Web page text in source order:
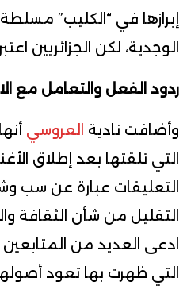
إبرازها في “الكليب”
الوجدية، لكن الجزائريين
ردود الفعل والتعامل مع
وأضافت نادية العروسي
التي تلقتها بعد إطلاق
التعليقات عبارة عن سب
التقليل من شأن الثقافة
ادعى العديد من المتابعين
التي ظهرت بها تعود أصولها